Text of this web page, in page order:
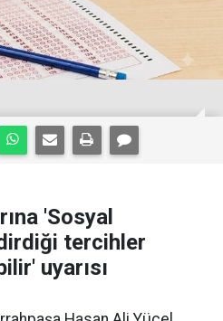
'Sosyal
tercihler
uyarısı